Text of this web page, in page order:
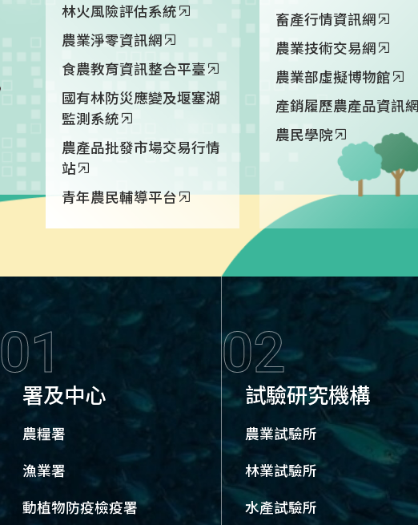
林火風險評估系統
農業淨零資訊網
食農教育資訊整合平臺
國有林防災應變及堰塞湖
監測系統
農產品批發市場交易行情
站
青年農民輔導平台
畜產行情資訊網
農業技術交易網
農業部虛擬博物館
產銷履歷農產品資訊網
農民學院
01
署及中心
農糧署
漁業署
動植物防疫檢疫署
02
試驗研究機構
農業試驗所
林業試驗所
水產試驗所